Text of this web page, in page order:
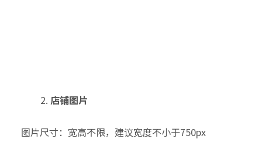
店铺图片
图片尺寸：宽高不限，建议宽度不小于750px